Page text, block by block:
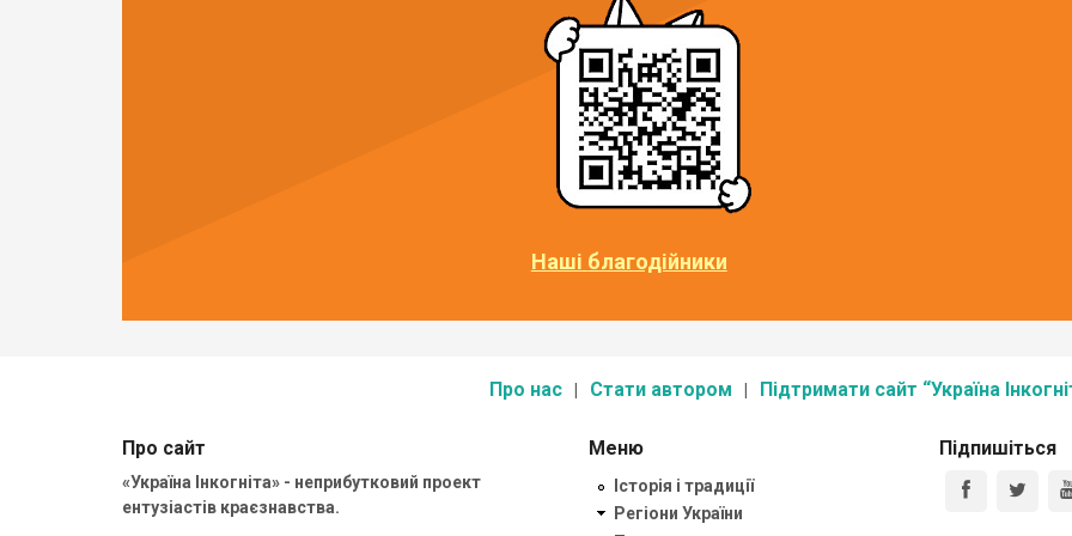
Наші благодійники
Про нас Стати автором Підтримати сайт “Україна
Про сайт
«Україна Інкогніта» - неприбутковий проект
ентузіастів краєзнавства.
Меню
Історія і традиції
Регіони України
Підпишіться